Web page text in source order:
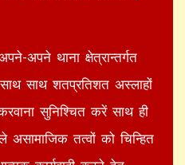
अपने थाना क्षेत्रान्तर्गत
साथ शतप्रतिशत अस्लाहों
सुनिश्चित करें साथ ही
असामाजिक तत्वों को चिन्हित